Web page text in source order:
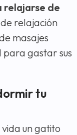
relajarse de
de relajación
masajes
para gastar sus
tu
un gatito